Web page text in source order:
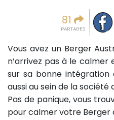
81
PARTAGES
Vous avez un Berger
n’arrivez pas à le
sur sa bonne intégration
aussi au sein de la
Pas de panique, vous
pour calmer votre Berger